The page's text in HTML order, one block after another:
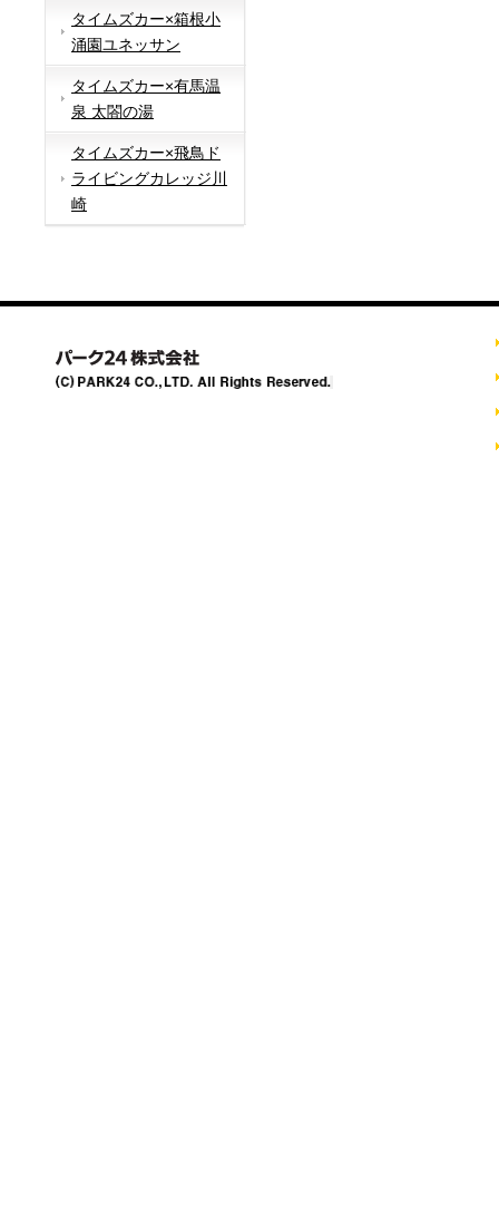
タイムズカー×箱根小
涌園ユネッサン
タイムズカー×有馬温
泉 太閤の湯
タイムズカー×飛鳥ド
ライビングカレッジ川
崎